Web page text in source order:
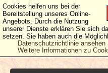
Cookies helfen uns bei der
Bereitstellung unseres Online-
Angebots. Durch die Nutzung
unserer Dienste erklären Sie sich
setzen. Sie haben auch die
Datenschutzrichtlinie ansehen
Weitere Informationen zu